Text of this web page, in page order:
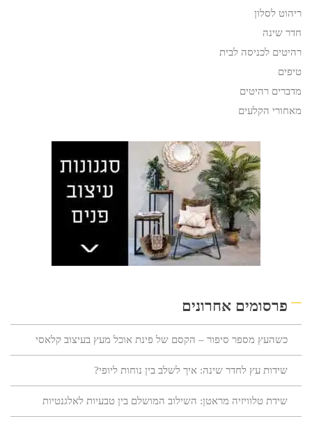
ריהוט לסלון
חדר שינה
רהיטים לכניסה לבית
טיפים
מדברים רהיטים
מאחורי הקלעים
פרסומים אחרונים
כשהעץ מספר סיפור – הקסם של פינת אוכל מעץ בעיצוב קלאסי
שידות עץ לחדר שינה: איך לשלב בין נוחות ליופי?
שידת טלוויזיה מראטן: השילוב המושלם בין טבעיות לאלגנטיות